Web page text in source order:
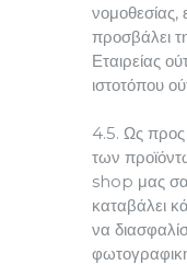
νομοθεσίας,
προσβάλει
Εταιρείας
ιστοτόπου
4.5. Ως προς
των
shop μας
καταβάλει
να